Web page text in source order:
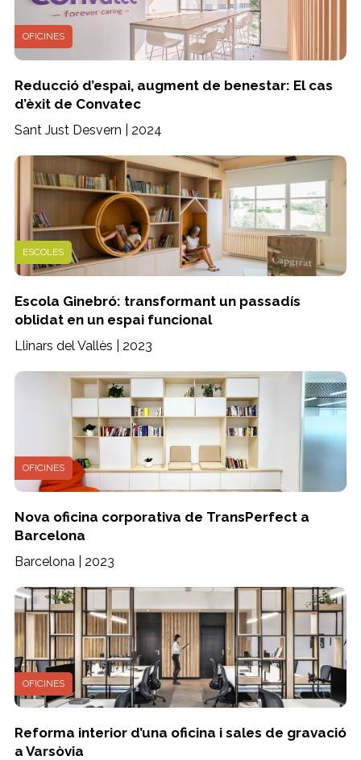
OFICINES
Reducció d’espai, augment de benestar: El cas
d’èxit de Convatec
Sant Just Desvern | 2024
ESCOLES
Escola Ginebró: transformant un passadís
oblidat en un espai funcional
Llinars del Vallès | 2023
OFICINES
Nova oficina corporativa de TransPerfect a
Barcelona
Barcelona | 2023
OFICINES
Reforma interior d’una oficina i sales de gravació
a Varsòvia